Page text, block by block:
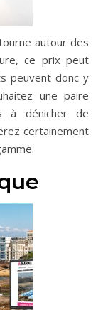
autour des
ce prix peut
peuvent donc y
une paire
à dénicher de
certainement